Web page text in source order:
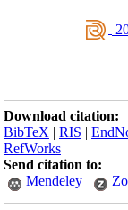
Download citation:
BibTeX |RIS |
RefWorks
Send citation to:
Mendeley